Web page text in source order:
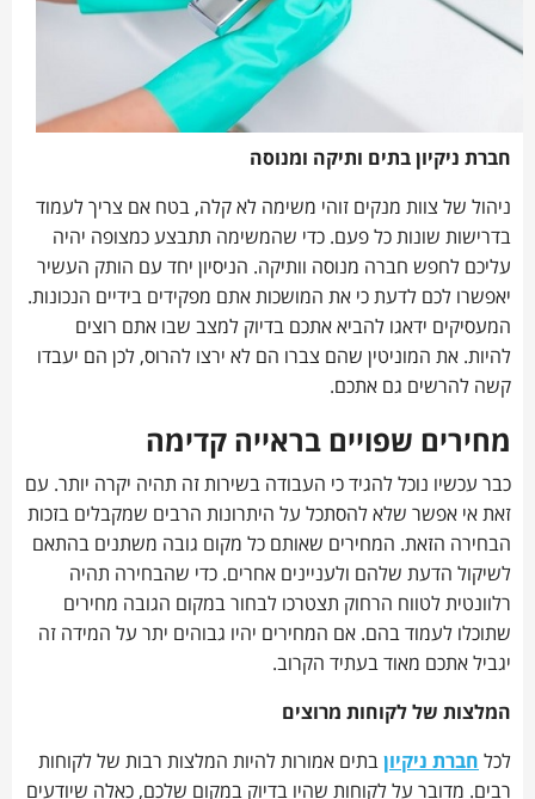
חברת ניקיון בתים ותיקה ומנוסה
ניהול של צוות מנקים זוהי משימה לא קלה, בטח אם צריך לעמוד
בדרישות שונות כל פעם. כדי שהמשימה תתבצע כמצופה יהיה
עליכם לחפש חברה מנוסה וותיקה. הניסיון יחד עם הותק העשיר
יאפשרו לכם לדעת כי את המושכות אתם מפקידים בידיים הנכונות.
המעסיקים ידאגו להביא אתכם בדיוק למצב שבו אתם רוצים
להיות. את המוניטין שהם צברו הם לא ירצו להרוס, לכן הם יעבדו
קשה להרשים גם אתכם.
מחירים שפויים בראייה קדימה
כבר עכשיו נוכל להגיד כי העבודה בשירות זה תהיה יקרה יותר. עם
זאת אי אפשר שלא להסתכל על היתרונות הרבים שמקבלים בזכות
הבחירה הזאת. המחירים שאותם כל מקום גובה משתנים בהתאם
לשיקול הדעת שלהם ולעניינים אחרים. כדי שהבחירה תהיה
רלוונטית לטווח הרחוק תצטרכו לבחור במקום הגובה מחירים
שתוכלו לעמוד בהם. אם המחירים יהיו גבוהים יתר על המידה זה
יגביל אתכם מאוד בעתיד הקרוב.
המלצות של לקוחות מרוצים
לכל חברת ניקיון בתים אמורות להיות המלצות רבות של לקוחות
רבים. מדובר על לקוחות שהיו בדיוק במקום שלכם, כאלה שיודעים